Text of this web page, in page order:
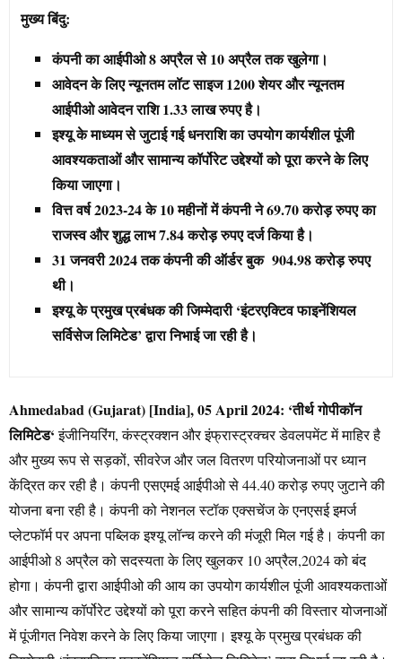
मुख्य बिंदु:
कंपनी का आईपीओ 8 अप्रैल से 10 अप्रैल तक खुलेगा।
आवेदन के लिए न्यूनतम लॉट साइज 1200 शेयर और न्यूनतम
आईपीओ आवेदन राशि 1.33 लाख रुपए है।
इश्यू के माध्यम से जुटाई गई धनराशि का उपयोग कार्यशील पूंजी
आवश्यकताओं और सामान्य कॉर्पोरेट उद्देश्यों को पूरा करने के लिए
किया जाएगा।
वित्त वर्ष 2023-24 के 10 महीनों में कंपनी ने 69.70 करोड़ रुपए का
राजस्व और शुद्ध लाभ 7.84 करोड़ रुपए दर्ज किया है।
31 जनवरी 2024 तक कंपनी की ऑर्डर बुक 904.98 करोड़ रुपए
थी।
इश्यू के प्रमुख प्रबंधक की जिम्मेदारी ‘इंटरएक्टिव फाइनेंशियल
सर्विसेज लिमिटेड’ द्वारा निभाई जा रही है।
Ahmedabad (Gujarat) [India], 05 April 2024: ‘तीर्थगोपीकॉन
लिमिटेड‘इंजीनियरिंग, कंस्ट्रक्शन और इंफ्रास्ट्रक्चर डेवलपमेंट में माहिर है
और मुख्य रूप से सड़कों, सीवरेज और जल वितरण परियोजनाओं पर ध्यान
केंद्रित कर रही है। कंपनी एसएमई आईपीओ से 44.40 करोड़ रुपए जुटाने की
योजना बना रही है। कंपनी को नेशनल स्टॉक एक्सचेंज के एनएसई इमर्ज
प्लेटफॉर्म पर अपना पब्लिक इश्यू लॉन्च करने की मंजूरी मिल गई है। कंपनी का
आईपीओ 8 अप्रैल को सदस्यता के लिए खुलकर 10 अप्रैल,2024 को बंद
होगा। कंपनी द्वारा आईपीओ की आय का उपयोग कार्यशील पूंजी आवश्यकताओं
और सामान्य कॉर्पोरेट उद्देश्यों को पूरा करने सहित कंपनी की विस्तार योजनाओं
में पूंजीगत निवेश करने के लिए किया जाएगा। इश्यू के प्रमुख प्रबंधक की